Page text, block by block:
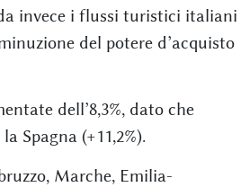
invece i flussi turistici italiani
del potere d’acquisto
dell’8,3%, dato che
Spagna (+11,2%).
Marche, Emilia-